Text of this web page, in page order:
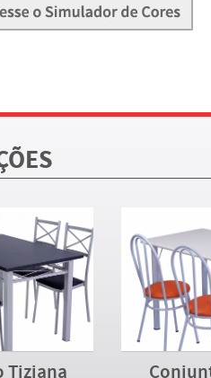
Tiziana